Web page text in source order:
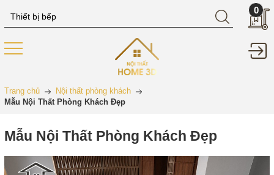
0
Trang chủ
Nội thất phòng khách
Mẫu Nội Thất Phòng Khách Đẹp
Mẫu Nội Thất Phòng Khách Đẹp